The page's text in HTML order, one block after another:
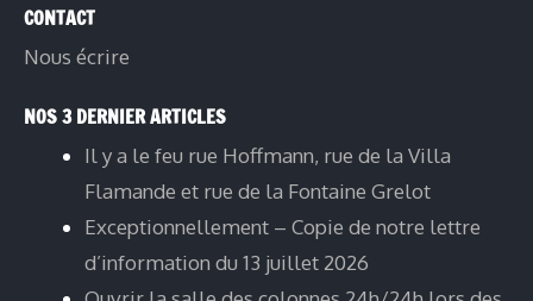
CONTACT
Nous écrire
NOS 3 DERNIER ARTICLES
Il y a le feu rue Hoffmann, rue de la Villa
Flamande et rue de la Fontaine Grelot
Exceptionnellement – Copie de notre lettre
d’information du 13 juillet 2026